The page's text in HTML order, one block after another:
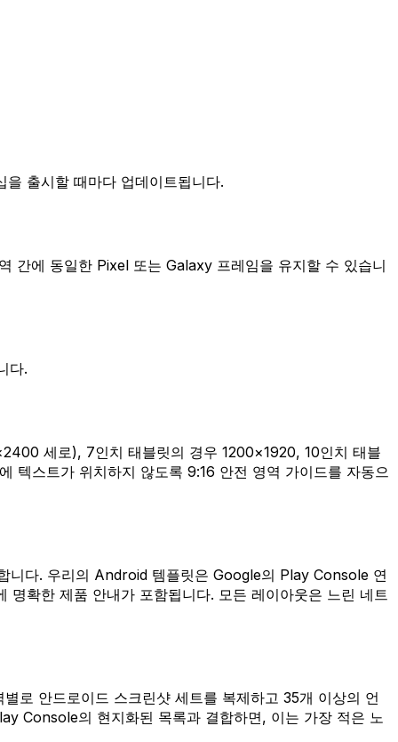
출시할 때마다 업데이트됩니다.
간에 동일한 Pixel 또는 Galaxy 프레임을 유지할 수 있습니
다.
세로), 7인치 태블릿의 경우 1200×1920, 10인치 태블
텍스트가 위치하지 않도록 9:16 안전 영역 가이드를 자동으
니다. 우리의 Android 템플릿은 Google의 Play Console 연
확한 제품 안내가 포함됩니다. 모든 레이아웃은 느린 네트
로 안드로이드 스크린샷 세트를 복제하고 35개 이상의 언
Console의 현지화된 목록과 결합하면, 이는 가장 적은 노